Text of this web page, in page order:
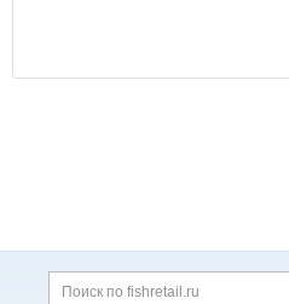
Дополнительная